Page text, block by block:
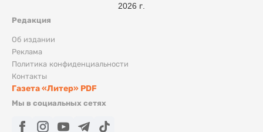
Редакция
Об издании
Реклама
Политика конфиденциальности
Контакты
Газета «Литер» PDF
Мы в социальных сетях
2026 г.